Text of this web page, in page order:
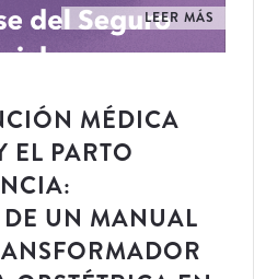
LEER MÁS
MÉDICA
EL PARTO
UN MANUAL